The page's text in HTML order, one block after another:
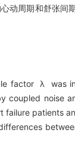
动周期和舒张间
factor λ was
coupled noise
patients